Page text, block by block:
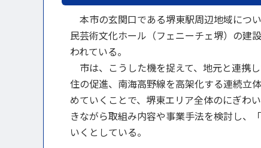
本市の玄関口である堺東駅周辺地域につ
民芸術文化ホール（フェニーチェ堺）の建
われている。
市は、こうした機を捉えて、地元と連携
住の促進、南海高野線を高架化する連続立
めていくことで、堺東エリア全体のにぎわ
きながら取組み内容や事業手法を検討し、
いくとしている。